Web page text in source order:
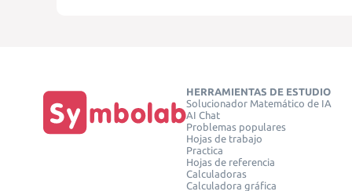
HERRAMIENTAS DE ESTUDIO
Solucionador Matemático de IA
AI Chat
Problemas populares
Hojas de trabajo
Practica
Hojas de referencia
Calculadoras
Calculadora gráfica